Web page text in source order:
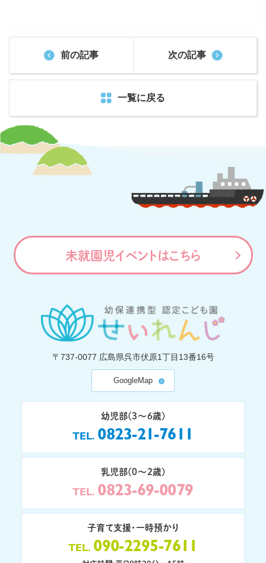
前の記事
一覧に戻る
次の記事
未就園児イベントはこちら
〒737-0077 広島県呉市伏原1丁目13番16号
GoogleMap
幼児部(3〜6歳)
TEL 0823-21-7611
乳児部(0〜2歳)
TEL 0823-69-0079
子育て支援・一時預かり
TEL 090-2295-7611